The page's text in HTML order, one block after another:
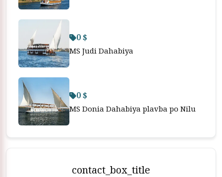
0 $
MS Judi Dahabiya
0 $
MS Donia Dahabiya plavba po Nilu
contact_box_title